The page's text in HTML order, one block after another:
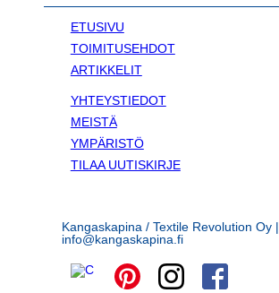
ETUSIVU
TOIMITUSEHDOT
ARTIKKELIT
YHTEYSTIEDOT
MEISTÄ
YMPÄRISTÖ
TILAA UUTISKIRJE
Kangaskapina / Textile Revolution Oy |
info@kangaskapina.fi